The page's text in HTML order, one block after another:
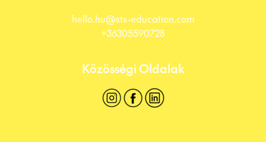
hello.hu@sts-education.com
+36305590728
Közösségi Oldalak